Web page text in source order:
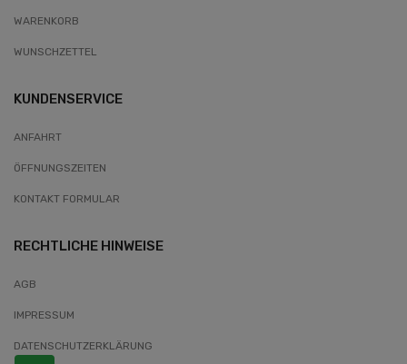
WARENKORB
WUNSCHZETTEL
KUNDENSERVICE
ANFAHRT
ÖFFNUNGSZEITEN
KONTAKT FORMULAR
RECHTLICHE HINWEISE
AGB
IMPRESSUM
DATENSCHUTZERKLÄRUNG